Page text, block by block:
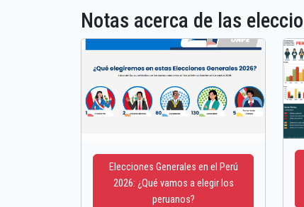
Notas acerca de las
Elecciones Generales en el Perú
2026: ¿Qué vamos a elegir los
peruanos?